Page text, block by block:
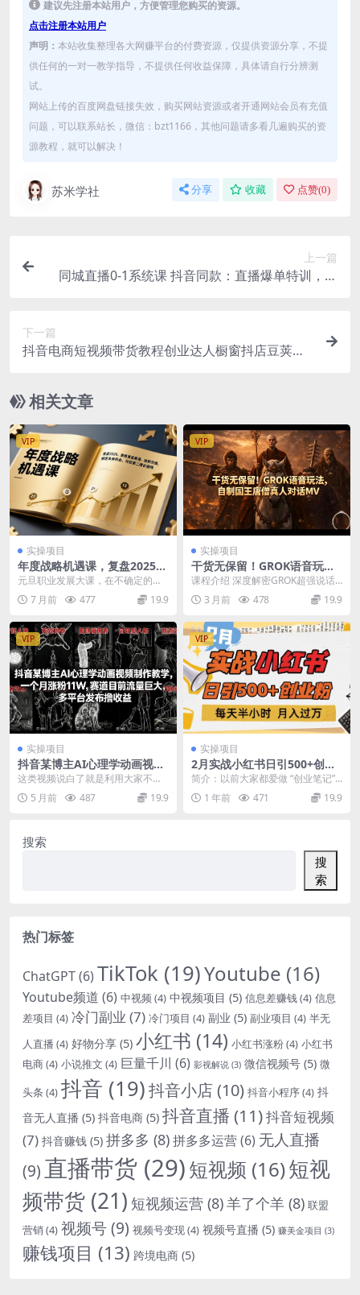
建议先注册本站用户，方便管理您购买的资源。
点击注册本站用户
声明： 本站收集整理各大网赚平台的付费资源，仅提供资源分享，不提
供任何的一对一教学指导，不提供任何收益保障，具体请自行分辨测
试。
网站上传的百度网盘链接失效，购买网站资源或者开通网站会员有充值
问题，可以联系站长，微信：bzt1166，其他问题请多看几遍购买的资
源教程，就可以解决！
苏米学社 分享 收藏 点赞(0)
上一篇
同城直播0-1系统课 抖音同款：直播爆单特训，让
下一篇
抖音电商短视频带货教程创业达人橱窗抖店豆荚小
相关文章
VIP
实操项目
年度战略机遇课，复盘2025、
聚焦黄金赛道、跨界交锋，锁
定未来机会，开启第二增长曲
线
元旦职业发展大课，在不确定的时
代，走向属于你的确定性未来 01向
外洞察趋势，向内...
7 月前 477 19.9
VIP
实操项目
干货无保留！GROK语音玩
法，自制国王唐僧真人对话M
V
课程介绍 深度解密GROK超强说话
功能，只需一款软件，就能轻松生
成国王与唐僧沉浸...
3 月前 478 19.9
VIP
实操项目
抖音某博主AI心理学动画视频
制作教学，一个月涨粉11W，
赛道目前流量巨大，多平台发
布撸收益
这类视频说白了就是利用大家不懂
心理学，给大家普及知识的角度出
发，让大家在快节奏的...
5 月前 487 19.9
VIP
实操项目
2月实战小红书日引500+创业
粉，每天半小时，新手小白轻
松变现1w+
简介：以前大家都爱做 “创业笔记”
账号，结果现在内容千篇一律，抄
袭泛滥，起号难...
1 年前 471 19.9
搜索
搜
索
热门标签
ChatGPT(6) TikTok (19)Youtube (16)
Youtube频道 (6) 中视频(4) 中视频项目 (5) 信息差赚钱(4) 信息
差项目 (4) 冷门副业 (7) 冷门项目 (4) 副业 (5) 副业项目 (4) 半无
人直播 (4) 好物分享 (5) 小红书 (14) 小红书涨粉(4) 小红书
电商(4) 小说推文 (4) 巨量千川 (6) 影视解说 (3) 微信视频号 (5) 微
头条 (4) 抖音 (19)抖音小店(10) 抖音小程序(4) 抖
音无人直播 (5) 抖音电商 (5) 抖音直播 (11)抖音短视频
(7) 抖音赚钱 (5) 拼多多 (8)拼多多运营(6) 无人直播
(9) 直播带货 (29)短视频 (16)短视
频带货 (21) 短视频运营 (8)羊了个羊 (8) 联盟
营销 (4) 视频号(9) 视频号变现(4) 视频号直播 (5) 赚美金项目 (3)
赚钱项目 (13) 跨境电商 (5)